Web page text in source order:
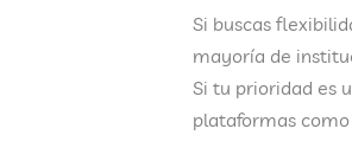
Si buscas
mayoría de
Si tu prioridad es
plataformas como